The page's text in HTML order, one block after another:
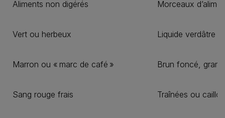
Aliments non digérés Morceaux
Vert ou herbeux Liquide verdâtre
Marron ou « marc de café » Brun foncé,
Sang rouge frais Traînées ou